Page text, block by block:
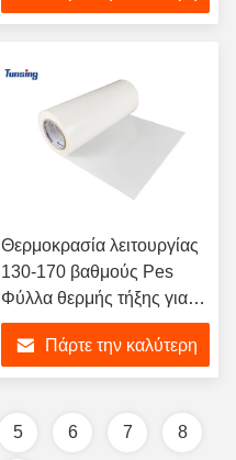
Θερμοκρασία λειτουργίας
130-170 βαθμούς Pes
Φύλλα θερμής τήξης για
υφαντικό ύφασμα 60C
Αντίσταση σε στεγνό
πλύσιμο
Πάρτε την καλύτερη
5 6 7 8